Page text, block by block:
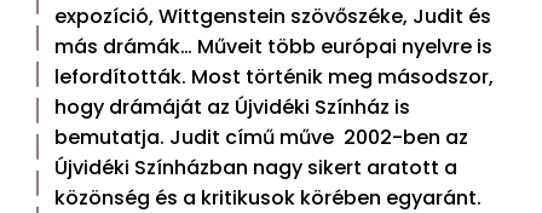
expozíció, Wittgenstein szövőszéke, Judit és
más drámák… Műveit több európai nyelvre is
lefordították. Most történik meg másodszor,
hogy drámáját az Újvidéki Színház is
bemutatja. Judit című műve 2002-ben az
Újvidéki Színházban nagy sikert aratott a
közönség és a kritikusok körében egyaránt.